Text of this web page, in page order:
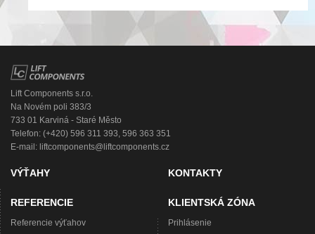
Lift Components s.r.o.
Na Novém poli 383/3
733 01 Karviná - Staré Město
Telefon: (+420) 596 311 393, 596 363 351
E-mail: liftcomponents@liftcomponents.cz
VÝŤAHY
REFERENCIE
Referencie výťahov
KONTAKTY
KLIENTSKÁ ZÓNA
Prihlásenie